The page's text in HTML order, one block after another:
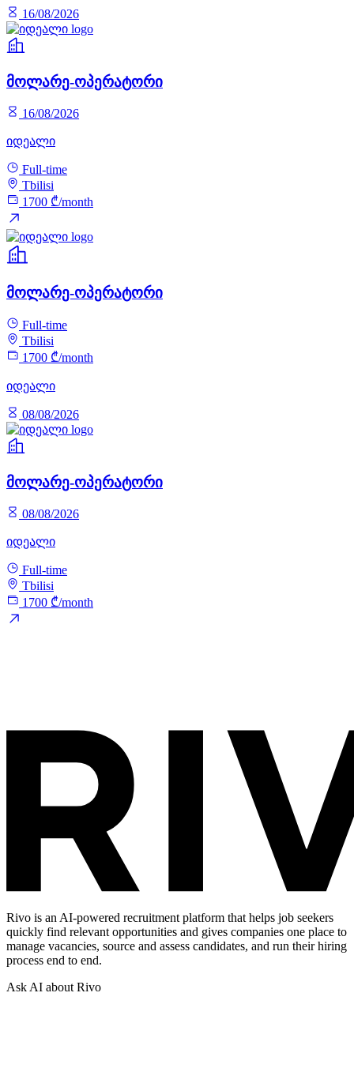
16/08/2026
მოლარე-ოპერატორი
16/08/2026
იდეალი
Full-time
Tbilisi
1700 ₾/month
მოლარე-ოპერატორი
Full-time
Tbilisi
1700 ₾/month
იდეალი
08/08/2026
მოლარე-ოპერატორი
08/08/2026
იდეალი
Full-time
Tbilisi
1700 ₾/month
Rivo is an AI-powered recruitment platform that helps job seekers
quickly find relevant opportunities and gives companies one place to
manage vacancies, source and assess candidates, and run their hiring
process end to end.
Ask AI about Rivo